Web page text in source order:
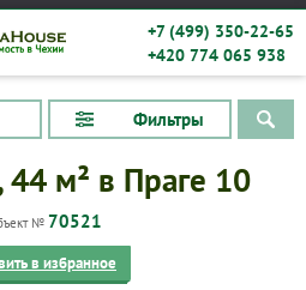
+7 (499) 350-22-65
+420 774 065 938
Фильтры
44 м² в Праге 10
№ 70521
в избранное